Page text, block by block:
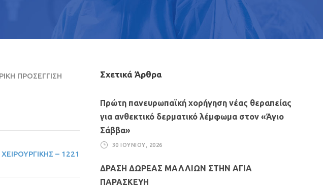
ΠΡΟΣΕΓΓΙΣΗ
– 1221
Σχετικά Άρθρα
Πρώτη πανευρωπαϊκή χορήγηση νέας θεραπείας
για ανθεκτικό δερματικό λέμφωμα στον «Άγιο
Σάββα»
30 ΙΟΥΝΊΟΥ, 2026
ΔΡΑΣΗ ΔΩΡΕΑΣ ΜΑΛΛΙΩΝ ΣΤΗΝ ΑΓΙΑ
ΠΑΡΑΣΚΕΥΗ